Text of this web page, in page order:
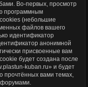
Во-первых, просмотр
программным
(небольшие
файлов вашего
идентификатор
анонимной
присвоенные вам
будет создана после
kuban.ru» и будет
прочтённых вами темах,
форумами.